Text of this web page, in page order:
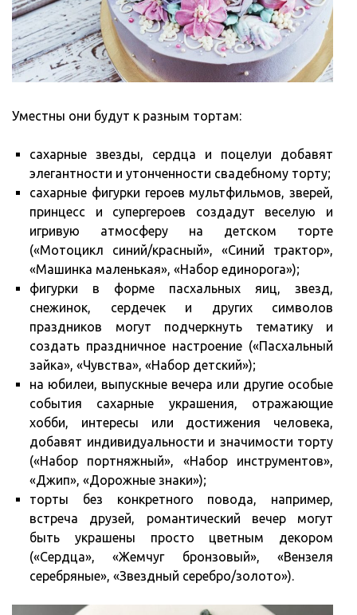
Уместны они будут к разным тортам:
сахарные звезды, сердца и поцелуи добавят
элегантности и утонченности свадебному торту;
сахарные фигурки героев мультфильмов, зверей,
принцесс и супергероев создадут веселую и
игривую атмосферу на детском торте
(«Мотоцикл синий/красный», «Синий трактор»,
«Машинка маленькая», «Набор единорога»);
фигурки в форме пасхальных яиц, звезд,
снежинок, сердечек и других символов
праздников могут подчеркнуть тематику и
создать праздничное настроение («Пасхальный
зайка», «Чувства», «Набор детский»);
на юбилеи, выпускные вечера или другие особые
события сахарные украшения, отражающие
хобби, интересы или достижения человека,
добавят индивидуальности и значимости торту
(«Набор портняжный», «Набор инструментов»,
«Джип», «Дорожные знаки»);
торты без конкретного повода, например,
встреча друзей, романтический вечер могут
быть украшены просто цветным декором
(«Сердца», «Жемчуг бронзовый», «Вензеля
серебряные», «Звездный серебро/золото»).